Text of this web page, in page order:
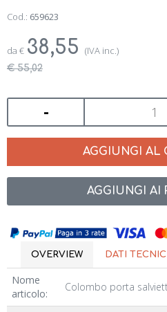
Cod.: 659623
da € 38,55 (IVA inc.)
€ 55,02
-
AGGIUNGI AL
AGGIUNGI AI
OVERVIEW DATI TECNICI
Nome
articolo:
Colombo porta